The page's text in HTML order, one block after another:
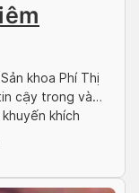
khoa Phí Thị
cậy trong và
khích
sĩ có chuyên
thư cổ tử cung